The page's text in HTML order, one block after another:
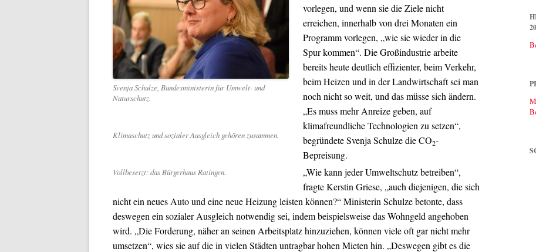
Svenja Schulze, Bundesministerin für Umwelt- und
Naturschutz.
Klimaschutz und sozialer Ausgleich gehören zusammen.
Vollbesetzt: das Bürgerhaus Ratingen.
vorlegen, und wenn sie die Ziele nicht
erreichen, innerhalb von drei Monaten ein
Programm vorlegen, „wie sie wieder in die
Spur kommen“. Die Großindustrie arbeite
bereits heute deutlich effizienter, beim Verkehr,
beim Heizen und in der Landwirtschaft sei man
noch nicht so weit, und das müsse sich ändern.
„Es muss mehr Anreize geben, auf
klimafreundliche Technologien zu setzen“,
begründete Svenja Schulze die CO2-
Bepreisung.
„Wie kann jeder Umweltschutz betreiben“,
fragte Kerstin Griese, „auch diejenigen, die sich
nicht ein neues Auto und eine neue Heizung leisten können?“ Ministerin Schulze betonte, dass
deswegen ein sozialer Ausgleich notwendig sei, indem beispielsweise das Wohngeld angehoben
wird. „Die Forderung, näher an seinen Arbeitsplatz hinzuziehen, können viele oft gar nicht mehr
umsetzen“, wies sie auf die in vielen Städten untragbar hohen Mieten hin. „Deswegen gibt es die